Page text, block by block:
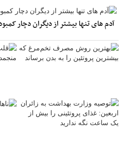
آدم های تنها بیشتر از دیگران دچار